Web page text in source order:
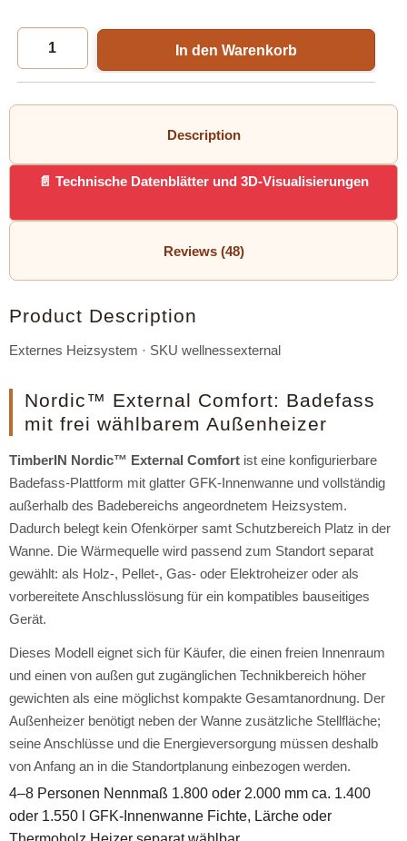
In den Warenkorb
Description
Technische Datenblätter und 3D-Visualisierungen
Reviews (48)
Product Description
Externes Heizsystem · SKU wellnessexternal
Nordic™ External Comfort: Badefass
mit frei wählbarem Außenheizer
TimberIN Nordic™ External Comfort ist eine konfigurierbare
Badefass-Plattform mit glatter GFK-Innenwanne und vollständig
außerhalb des Badebereichs angeordnetem Heizsystem.
Dadurch belegt kein Ofenkörper samt Schutzbereich Platz in der
Wanne. Die Wärmequelle wird passend zum Standort separat
gewählt: als Holz-, Pellet-, Gas- oder Elektroheizer oder als
vorbereitete Anschlusslösung für ein kompatibles bauseitiges
Gerät.
Dieses Modell eignet sich für Käufer, die einen freien Innenraum
und einen von außen gut zugänglichen Technikbereich höher
gewichten als eine möglichst kompakte Gesamtanordnung. Der
Außenheizer benötigt neben der Wanne zusätzliche Stellfläche;
seine Anschlüsse und die Energieversorgung müssen deshalb
von Anfang an in die Standortplanung einbezogen werden.
4–8 Personen Nennmaß 1.800 oder 2.000 mm ca. 1.400
oder 1.550 l
GFK-Innenwanne Fichte, Lärche oder